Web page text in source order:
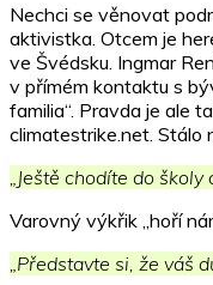
Nechci se věnovat
aktivistka. Otcem je
ve Švédsku. Ingmar
v přímém kontaktu s
familia“. Pravda je ale
climatestrike.net. Stálo
„Ještě chodíte do
Varovný výkřik „hoří
„Představte si, že váš